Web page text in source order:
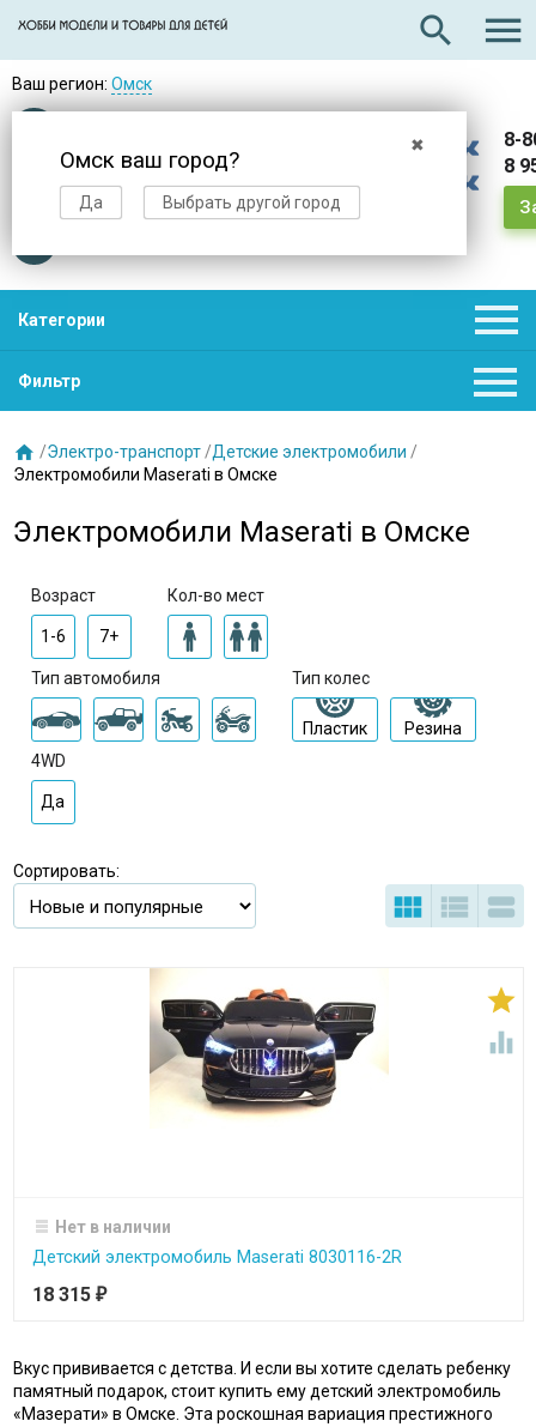
search 
Ваш регион: Омск
✖
Омск ваш город?
Да Выбрать другой город
Доставкав день заказа
8-
8
Категории 
Фильтр 
 /Электро-транспорт /Детские электромобили /
Электромобили Maserati в Омске
Электромобили Maserati в Омске
Возраст
1-6 7+
Кол-во мест
Тип автомобиля Тип колес
Пластик
Резина
4WD
Да
Сортировать:
  


Нет в наличии
Детский электромобиль Maserati 8030116-2R
18 315 ₽
Вкус прививается с детства. И если вы хотите сделать ребенку
памятный подарок, стоит купить ему детский электромобиль
«Мазерати» в Омске. Эта роскошная вариация престижного